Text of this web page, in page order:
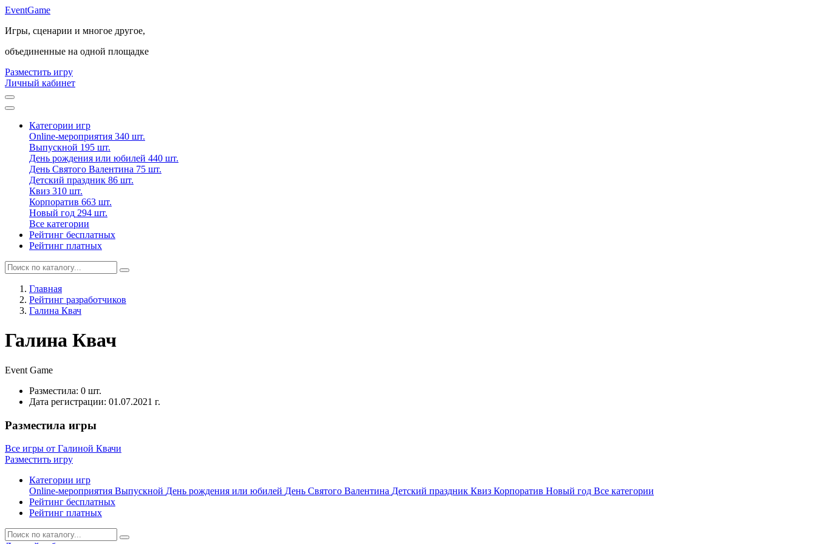
EventGame
Игры, сценарии и многое другое,
объединенные на одной площадке
Разместить игру
Личный кабинет
Категории игр
Online-мероприятия 340 шт.
Выпускной 195 шт.
День рождения или юбилей 440 шт.
День Святого Валентина 75 шт.
Детский праздник 86 шт.
Квиз 310 шт.
Корпоратив 663 шт.
Новый год 294 шт.
Все категории
Рейтинг бесплатных
Рейтинг платных
Главная
Рейтинг разработчиков
Галина Квач
Галина Квач
Event Game
Разместила: 0 шт.
Дата регистрации: 01.07.2021 г.
Разместила игры
Все игры от Галиной Квачи
Разместить игру
Категории игр
Online-мероприятия Выпускной День рождения или юбилей День Святого Валентина Детский праздник Квиз Корпоратив Новый год Все категории
Рейтинг бесплатных
Рейтинг платных